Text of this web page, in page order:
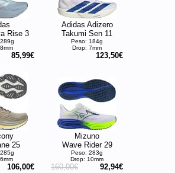
Rise 3
85,99€
Adidas Adizero
Takumi Sen 11
Peso: 184g
Drop: 7mm
123,50€
25
106,00€
Mizuno
Wave Rider 29
Peso: 283g
Drop: 10mm
160,00€ 92,94€